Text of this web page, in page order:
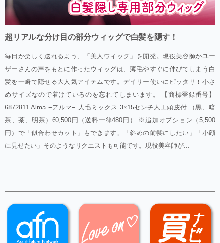
超リアルな分け目の部分ウィッグで白髪を隠す！
毎日が楽しく送れるよう、「美人ウィッグ」を開発。現役美容師がユー
ザーさんの声をもとに作ったウィッグは、薄毛やすぐに伸びてしまう白
髪を一瞬で隠せる大人気アイテムです。デイリー使いにピッタリ！小さ
めサイズなので着けているのを忘れてしまいます。 【商標登録番号】
6872911 Alma −アルマ− 人毛ミックス 3×15センチ人工頭皮付 （黒、暗
茶、茶、明茶）60,500円（送料一律480円） ※追加オプション（5,500
円）で「似合わせカット」もできます。「斜めの前髪にしたい」「小顔
に見せたい」そのようなリクエストも可能です。現役美容師が...